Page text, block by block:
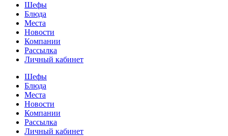
Шефы
Блюда
Места
Новости
Компании
Рассылка
Личный кабинет
Шефы
Блюда
Места
Новости
Компании
Рассылка
Личный кабинет